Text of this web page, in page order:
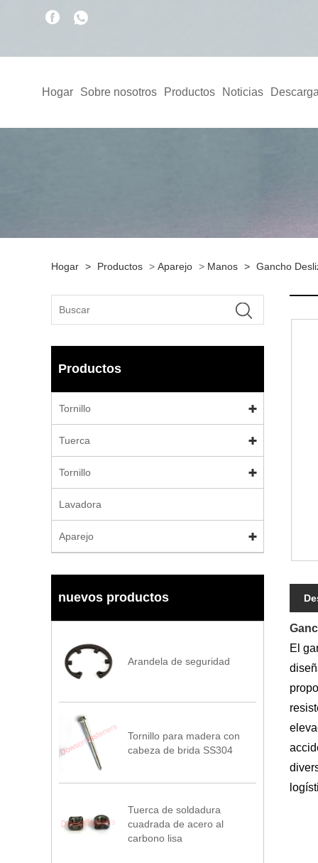
Hogar Sobre nosotros Productos Noticias
Hogar > Productos > Aparejo > Manos > Gancho
Productos
Tornillo
Tuerca
Tornillo
Lavadora
Aparejo
nuevos productos
Arandela de seguridad
Tornillo para madera con
cabeza de brida SS304
Tuerca de soldadura
cuadrada de acero al
carbono lisa
El